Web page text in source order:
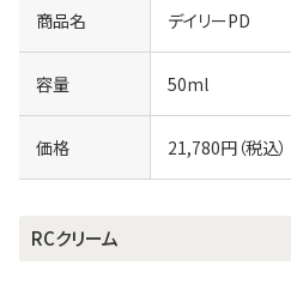
商品名 デイリーPD
容量 50ml
価格 21,780円（税込）
RCクリーム